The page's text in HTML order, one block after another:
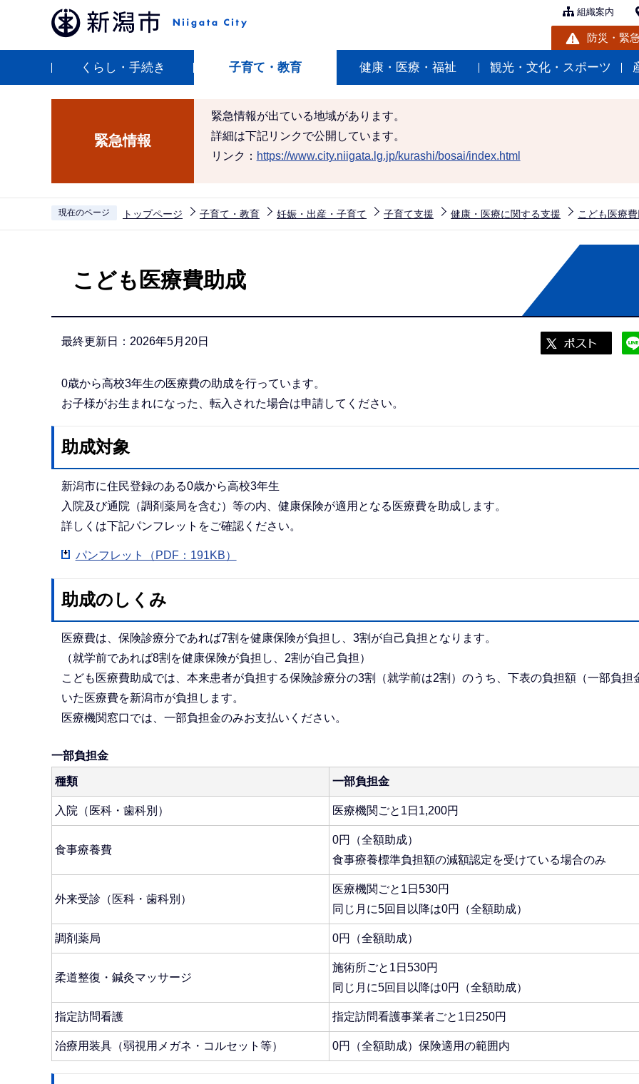
ペ
組織案内
防災・緊
くらし・手続き 子育て・教育 健康・医療・福祉 観光・文化・スポーツ
緊急情報
緊急情報が出ている地域があります。
詳細は下記リンクで公開しています。
リンク： https://www.city.niigata.lg.jp/kurashi/bosai/index.html
現在のページ トップページ 子育て・教育 妊娠・出産・子育て 子育て支援 健康・医療に関する支援 こども医療
こども医療費助成
最終更新日：2026年5月20日
0歳から高校3年生の医療費の助成を行っています。
お子様がお生まれになった、転入された場合は申請してください。
助成対象
新潟市に住民登録のある0歳から高校3年生
入院及び通院（調剤薬局を含む）等の内、健康保険が適用となる医療費を助成します。
詳しくは下記パンフレットをご確認ください。
パンフレット（PDF：191KB）
助成のしくみ
医療費は、保険診療分であれば7割を健康保険が負担し、3割が自己負担となります。
（就学前であれば8割を健康保険が負担し、2割が自己負担）
こども医療費助成では、本来患者が負担する保険診療分の3割（就学前は2割）のうち、下表の負担額（一部負担
いた医療費を新潟市が負担します。
医療機関窓口では、一部負担金のみお支払いください。
一部負担金
種類 一部負担金
入院（医科・歯科別） 医療機関ごと1日1,200円
食事療養費
0円（全額助成）
食事療養標準負担額の減額認定を受けている場合のみ
外来受診（医科・歯科別）
医療機関ごと1日530円
同じ月に5回目以降は0円（全額助成）
調剤薬局 0円（全額助成）
柔道整復・鍼灸マッサージ
施術所ごと1日530円
同じ月に5回目以降は0円（全額助成）
指定訪問看護 指定訪問看護事業者ごと1日250円
治療用装具（弱視用メガネ・コルセット等） 0円（全額助成）保険適用の範囲内